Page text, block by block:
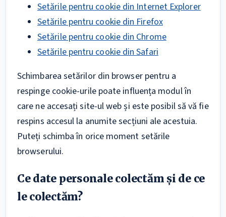
Setările pentru cookie din Internet Explorer
Setările pentru cookie din Firefox
Setările pentru cookie din Chrome
Setările pentru cookie din Safari
Schimbarea setărilor din browser pentru a
respinge cookie-urile poate influența modul în
care ne accesați site-ul web și este posibil să vă fie
respins accesul la anumite secțiuni ale acestuia.
Puteți schimba în orice moment setările
browserului.
Ce date personale colectăm și de ce
le colectăm?